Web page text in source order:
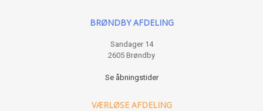
BRØNDBY AFDELING
Sandager 14
2605 Brøndby
Se åbningstider
VÆRLØSE AFDELING